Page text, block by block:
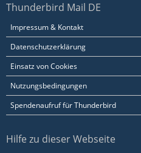
Thunderbird Mail DE
Impressum & Kontakt
Datenschutzerklärung
Einsatz von Cookies
Nutzungsbedingungen
Spendenaufruf für Thunderbird
Hilfe zu dieser Webseite